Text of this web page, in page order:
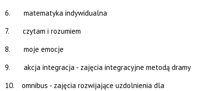
6. matematyka indywidualna
7. czytam i rozumiem
8. moje emocje
9. akcja integracja - zajęcia integracyjne metodą dramy
10. omnibus - zajęcia rozwijające uzdolnienia dla